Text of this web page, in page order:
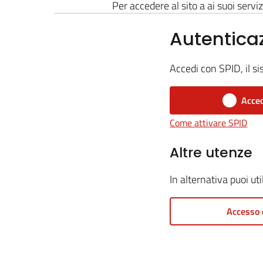
Per accedere al sito a ai suoi
Accedi con SPID, il
Come attivare SPID
Altre utenze
In alternativa puoi